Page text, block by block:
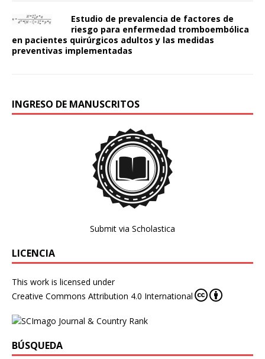
Estudio de prevalencia de factores de
riesgo para enfermedad tromboembólica
en pacientes quirúrgicos adultos y las medidas
preventivas implementadas
INGRESO DE MANUSCRITOS
Submit via Scholastica
LICENCIA
This work is licensed under
Creative Commons Attribution 4.0 International
BÚSQUEDA